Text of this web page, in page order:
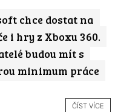
chce dostat na
i hry z Xboxu 360.
budou mít s
minimum práce
ČÍST VÍCE